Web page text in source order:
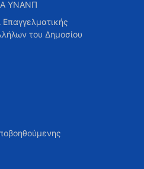
ΥΝΑΝΠ
του Δημοσίου